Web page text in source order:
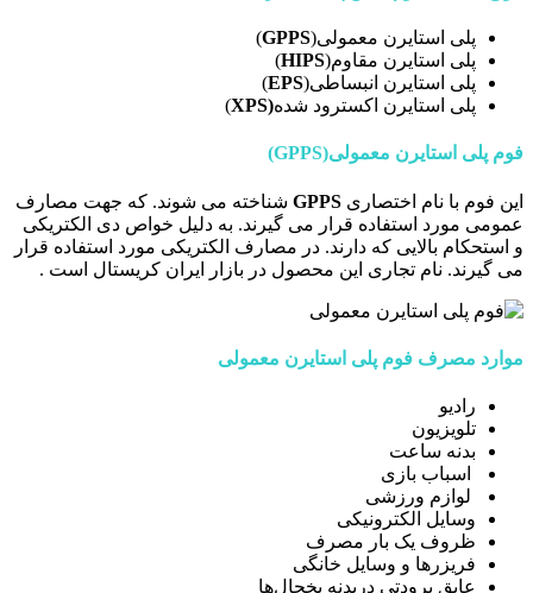
پلی استایرن معمولی(GPPS
)
پلی استایرن مقاوم(HIPS
)
پلی استایرن انبساطی(EPS
)
پلی استایرن اکسترود شده(XPS
)
فوم پلی استایرن معمولی(GPPS)
این فوم با نام اختصاری GPPS شناخته می شوند. که جهت مصارف
عمومی مورد استفاده قرار می گیرند. به دلیل خواص دی الکتریکی
و استحکام بالایی که دارند. در مصارف الکتریکی مورد استفاده قرار
می گیرند. نام تجاری این محصول در بازار ایران کریستال است .
موارد مصرف فوم پلی استایرن معمولی
رادیو
تلویزیون
بدنه ساعت
اسباب بازی
لوازم ورزشی
وسایل الکترونیکی
ظروف یک بار مصرف
فریزرها و وسایل خانگی
عایق برودتی دربدنه یخچال‌ها